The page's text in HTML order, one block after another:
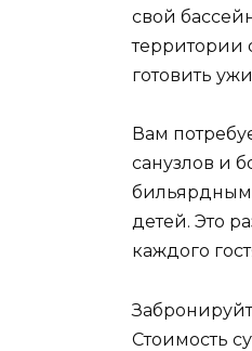
свой
территории
готовить
Вам
санузлов и
бильярдным
детей. Это
каждого
Стоимость